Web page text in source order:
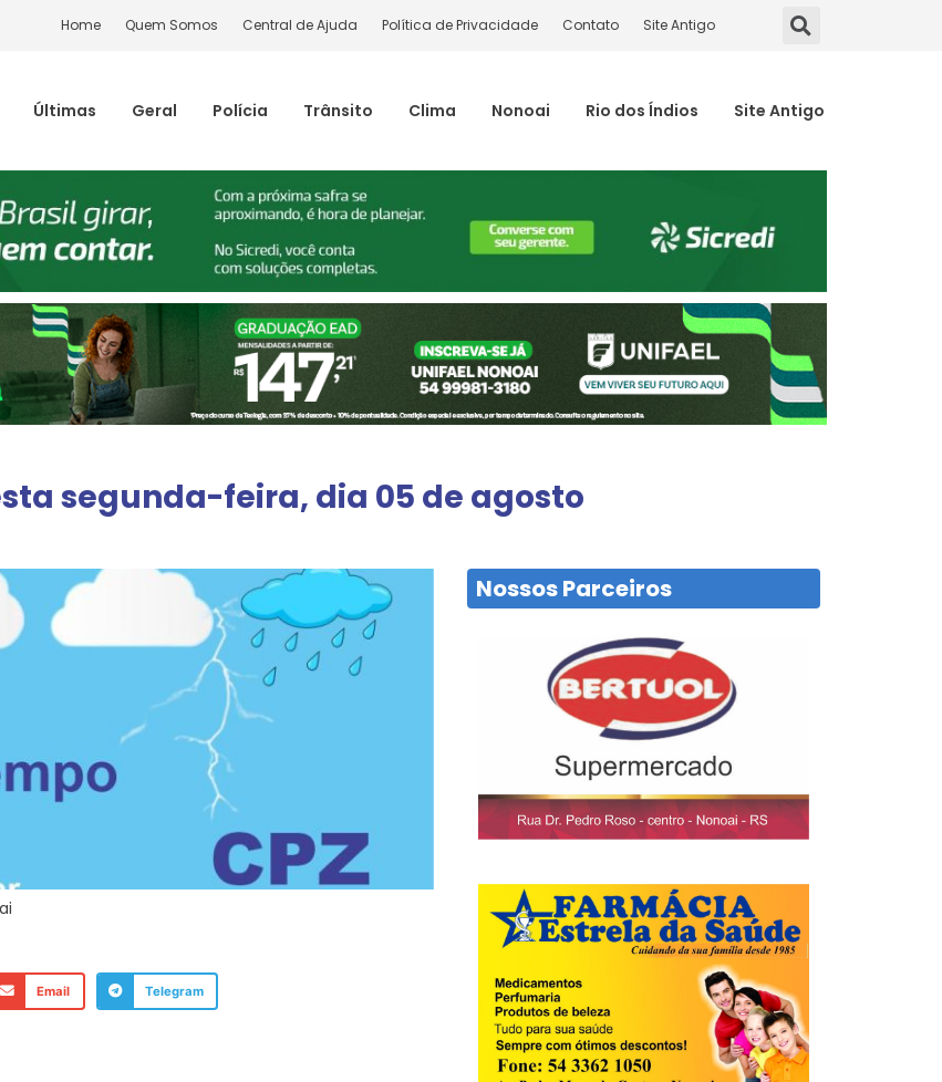
Home Quem Somos Central de Ajuda Política de Privacidade Contato Site Antigo
Últimas Geral Polícia Trânsito Clima Nonoai Rio dos Índios Site Antigo
segunda-feira, dia 05 de agosto
Email Telegram
Nossos Parceiros